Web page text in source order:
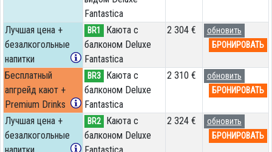
Fantastica
Лучшая цена +
безалкогольные
напитки
BR1
Каюта с
балконом Deluxe
Fantastica
2 304 €
обновить
БРОНИРОВАТЬ
Бесплатный
апгрейд кают +
Premium Drinks
BR3
Каюта с
балконом Deluxe
Fantastica
2 310 €
обновить
БРОНИРОВАТЬ
Лучшая цена +
безалкогольные
напитки
BR2
Каюта с
балконом Deluxe
Fantastica
2 324 €
обновить
БРОНИРОВАТЬ